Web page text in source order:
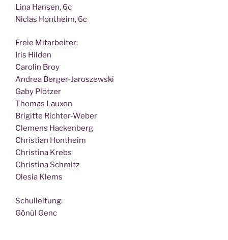
Lina Han­sen, 6c
Nic­las Hont­heim, 6c
Freie Mit­ar­bei­ter:
Iris Hilden
Caro­lin Broy
Andrea Berger-Jaroszewski
Gaby Plötzer
Tho­mas Lauxen
Bri­git­te Richter-Weber
Cle­mens Hackenberg
Chris­ti­an Hontheim
Chris­ti­na Krebs
Chris­ti­na Schmitz
Ole­sia Klems
Schul­lei­tung:
Gönül Genc